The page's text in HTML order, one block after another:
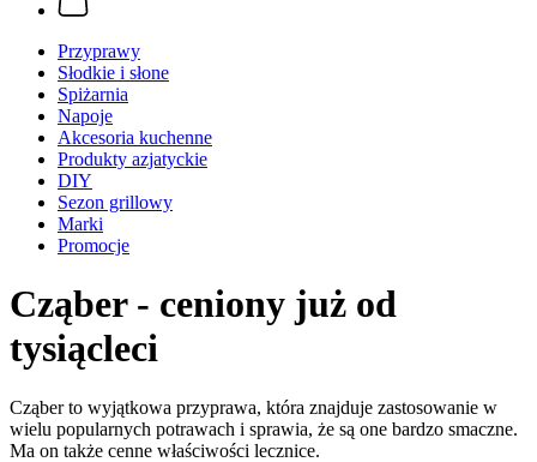
Przyprawy
Słodkie i słone
Spiżarnia
Napoje
Akcesoria kuchenne
Produkty azjatyckie
DIY
Sezon grillowy
Marki
Promocje
Cząber - ceniony już od
tysiącleci
Cząber to wyjątkowa przyprawa, która znajduje zastosowanie w
wielu popularnych potrawach i sprawia, że są one bardzo smaczne.
Ma on także cenne właściwości lecznice.